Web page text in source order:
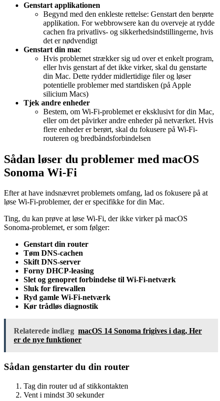
Genstart applikationen
Begynd med den enkleste rettelse: Genstart den berørte
applikation. For webbrowsere kan du overveje at rydde
cachen fra privatlivs- og sikkerhedsindstillingerne, hvis
det er nødvendigt
Genstart din mac
Hvis problemet strækker sig ud over et enkelt program,
eller hvis genstart af det ikke virker, skal du genstarte
din Mac. Dette rydder midlertidige filer og løser
potentielle problemer med startdisken (på Apple
silicium Macs)
Tjek andre enheder
Bestem, om Wi-Fi-problemet er eksklusivt for din Mac,
eller om det påvirker andre enheder på netværket. Hvis
flere enheder er berørt, skal du fokusere på Wi-Fi-
routeren og bredbåndsforbindelsen
Sådan løser du problemer med macOS
Sonoma Wi-Fi
Efter at have indsnævret problemets omfang, lad os fokusere på at
løse Wi-Fi-problemer, der er specifikke for din Mac.
Ting, du kan prøve at løse Wi-Fi, der ikke virker på macOS
Sonoma-problemet, er som følger:
Genstart din router
Tøm DNS-cachen
Skift DNS-server
Forny DHCP-leasing
Slet og genopret forbindelse til Wi-Fi-netværk
Sluk for firewallen
Ryd gamle Wi-Fi-netværk
Kør trådløs diagnostik
Relaterede indlæg macOS 14 Sonoma frigives i dag, Her
er de nye funktioner
Sådan genstarter du din router
Tag din router ud af stikkontakten
Vent i mindst 30 sekunder